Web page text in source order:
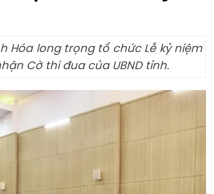
Hóa long trọng tổ chức Lễ kỷ niệm
Cờ thi đua của UBND tỉnh.